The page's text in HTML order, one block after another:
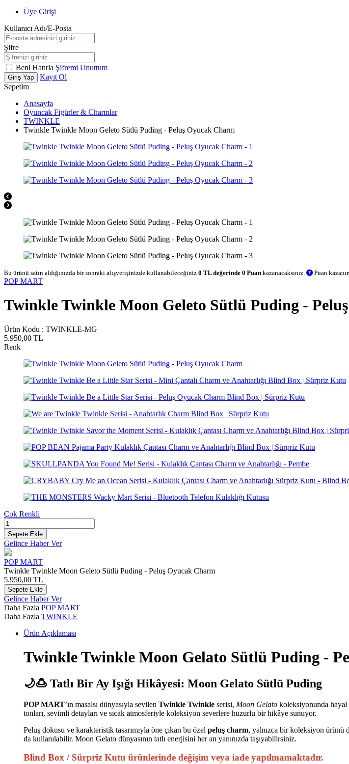
Üye Girişi
Kullanıcı Adı/E-Posta
Şifre
Beni Hatırla Şifremi Unuttum
Giriş Yap
Kayıt Ol
Sepetim
Anasayfa
Oyuncak Figürler & Charmlar
TWINKLE
Twinkle Twinkle Moon Geleto Sütlü Puding - Peluş Oyucak Charm
Bu ürünü satın aldığınızda bir sonraki alışverişinizde kullanabileceğiniz 0 TL değerinde 0 Puan kazanacaksınız. Puan
POP MART
Twinkle Twinkle Moon Geleto Sütlü Puding -
Ürün Kodu : TWINKLE-MG
5.950,00 TL
Renk
Çok Renkli
Sepete Ekle
Gelince Haber Ver
POP MART
Twinkle Twinkle Moon Geleto Sütlü Puding - Peluş Oyucak Charm
5.950,00 TL
Sepete Ekle
Gelince Haber Ver
Daha Fazla POP MART
Daha Fazla TWINKLE
Ürün Açıklaması
Twinkle Twinkle Moon Gelato Sütlü Puding -
🌙🍮 Tatlı Bir Ay Işığı Hikâyesi: Moon Gelato Sütlü Puding
POP MART’ın masalsı dünyasıyla sevilen Twinkle Twinkle serisi, Moon Gelato koleksiyonunda hayal
tonları, sevimli detayları ve sıcak atmosferiyle koleksiyon severlere huzurlu bir hikâye sunuyor.
Peluş dokusu ve karakteristik tasarımıyla öne çıkan bu özel peluş charm, yalnızca bir koleksiyon ürünü
da kullanılabilir. Moon Gelato dünyasının tatlı enerjisini her an yanınızda taşıyabilirsiniz.
Blind Box / Sürpriz Kutu ürünlerinde değişim veya iade yapılmamaktadır.